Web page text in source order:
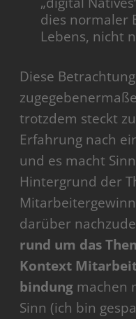
dies normaler
Lebens, nicht
Diese
trotzdem steckt
Erfahrung nach
und es macht
Hintergrund der
darüber
rund um das
Kontext
bindung machen
Sinn (ich bin